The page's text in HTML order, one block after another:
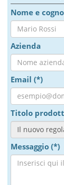
Nome e
Azienda
Email (*)
Titolo
Messaggio (*)